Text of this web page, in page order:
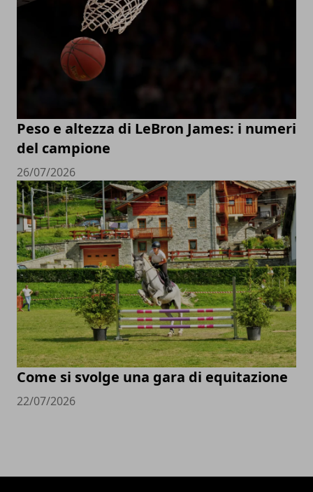
Peso e altezza di LeBron James: i numeri
del campione
26/07/2026
Come si svolge una gara di equitazione
22/07/2026